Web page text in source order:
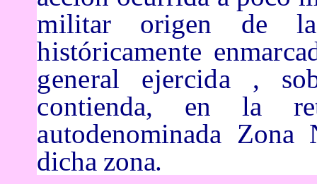
militar origen de
históricamente
general ejercida ,
contienda, en la
autodenominada Zona
dicha zona.